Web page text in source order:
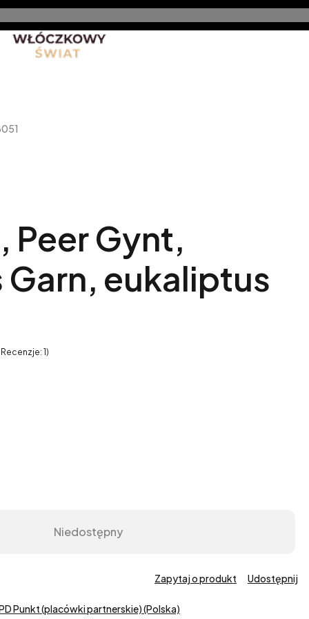
Promocje Nowe produkty
Peer Gynt,
Garn, eukaliptus
1)
Niedostępny
Zapytaj o produkt Udostępnij
Punkt (placówki partnerskie) (Polska)